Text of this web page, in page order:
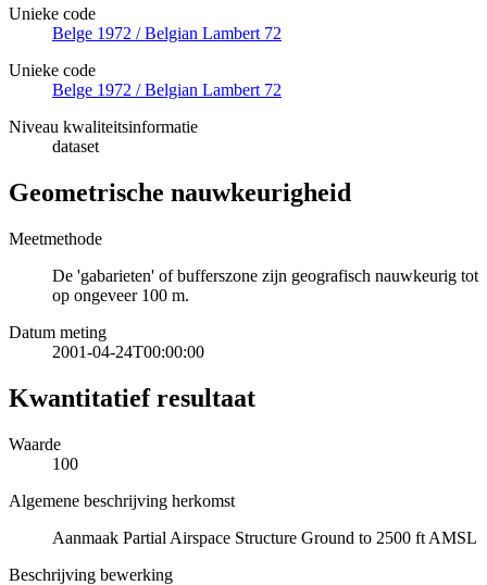
Unieke code
Belge 1972 / Belgian Lambert 72
Unieke code
Belge 1972 / Belgian Lambert 72
Niveau kwaliteitsinformatie
dataset
Geometrische nauwkeurigheid
Meetmethode
De 'gabarieten' of bufferszone zijn geografisch nauwkeurig tot
op ongeveer 100 m.
Datum meting
2001-04-24T00:00:00
Kwantitatief resultaat
Waarde
100
Algemene beschrijving herkomst
Aanmaak Partial Airspace Structure Ground to 2500 ft AMSL
Beschrijving bewerking